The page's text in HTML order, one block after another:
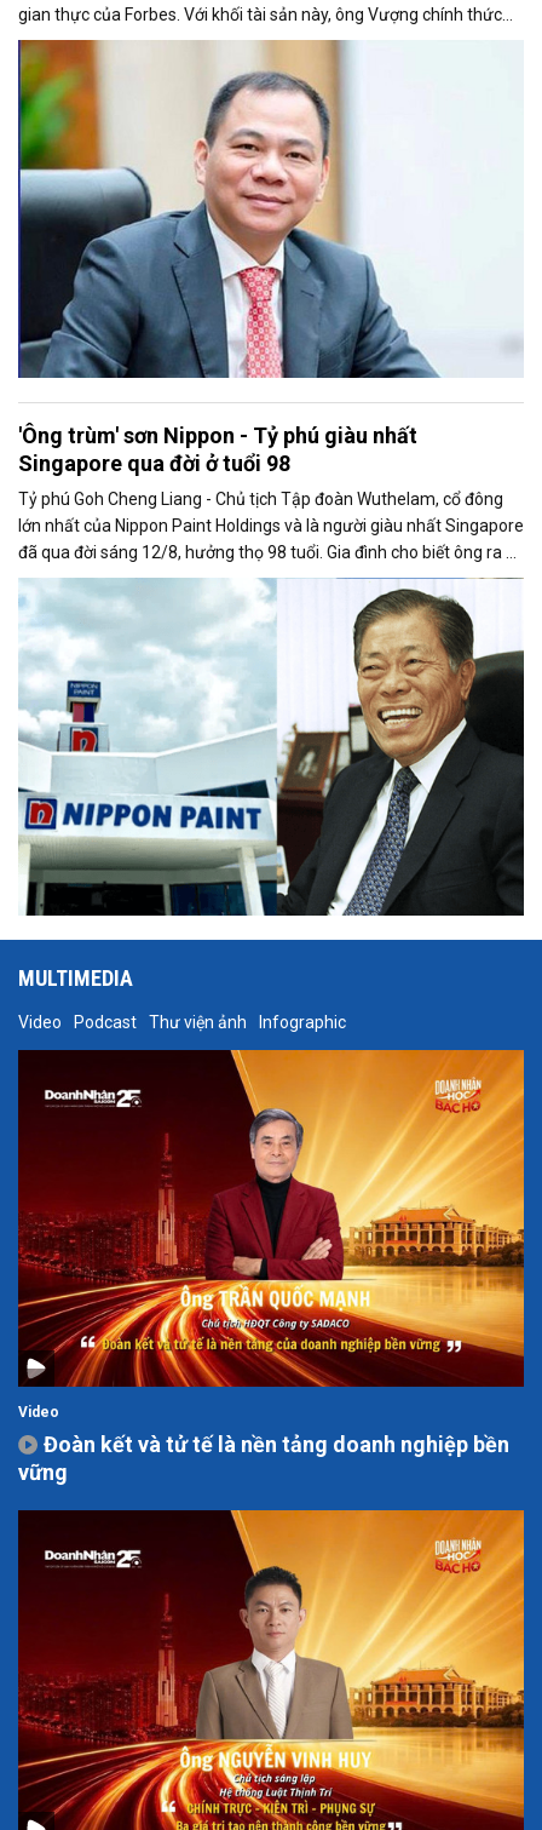
gian thực của Forbes. Với khối tài sản này, ông Vượng chính thức
đứng thứ 193 trong danh sách những người giàu nhất hành tinh,
đồng thời là người Việt đầu tiên lọt vào Top 200 của bảng xếp hạng
này.
'Ông trùm' sơn Nippon - Tỷ phú giàu nhất
Singapore qua đời ở tuổi 98
Tỷ phú Goh Cheng Liang - Chủ tịch Tập đoàn Wuthelam, cổ đông
lớn nhất của Nippon Paint Holdings và là người giàu nhất Singapore
đã qua đời sáng 12/8, hưởng thọ 98 tuổi. Gia đình cho biết ông ra đi
thanh thản, người thân có mặt bên giường bệnh trong những giây
phút cuối.
MULTIMEDIA
Video Podcast Thư viện ảnh Infographic
Video
Đoàn kết và tử tế là nền tảng doanh nghiệp bền
vững